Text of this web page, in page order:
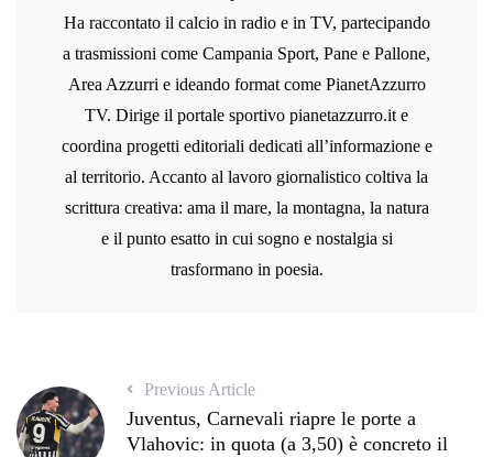
Ha raccontato il calcio in radio e in TV, partecipando
a trasmissioni come Campania Sport, Pane e Pallone,
Area Azzurri e ideando format come PianetAzzurro
TV. Dirige il portale sportivo pianetazzurro.it e
coordina progetti editoriali dedicati all’informazione e
al territorio. Accanto al lavoro giornalistico coltiva la
scrittura creativa: ama il mare, la montagna, la natura
e il punto esatto in cui sogno e nostalgia si
trasformano in poesia.
Previous Article
Juventus, Carnevali riapre le porte a
Vlahovic: in quota (a 3,50) è concreto il